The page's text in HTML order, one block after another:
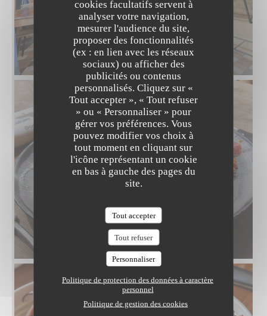
cookies facultatifs servent à
analyser votre navigation,
mesurer l'audience du site,
proposer des fonctionnalités
(ex : en lien avec les réseaux
sociaux) ou afficher des
publicités ou contenus
personnalisés. Cliquez sur «
Tout accepter », « Tout refuser
» ou « Personnaliser » pour
gérer vos préférences. Vous
pouvez modifier vos choix à
tout moment en cliquant sur
l'icône représentant un cookie
en bas à gauche des pages du
site.
Tout accepter
Tout refuser
Personnaliser
Politique de protection des données à caractère
personnel
Politique de gestion des cookies
LA TABLE DE MAX